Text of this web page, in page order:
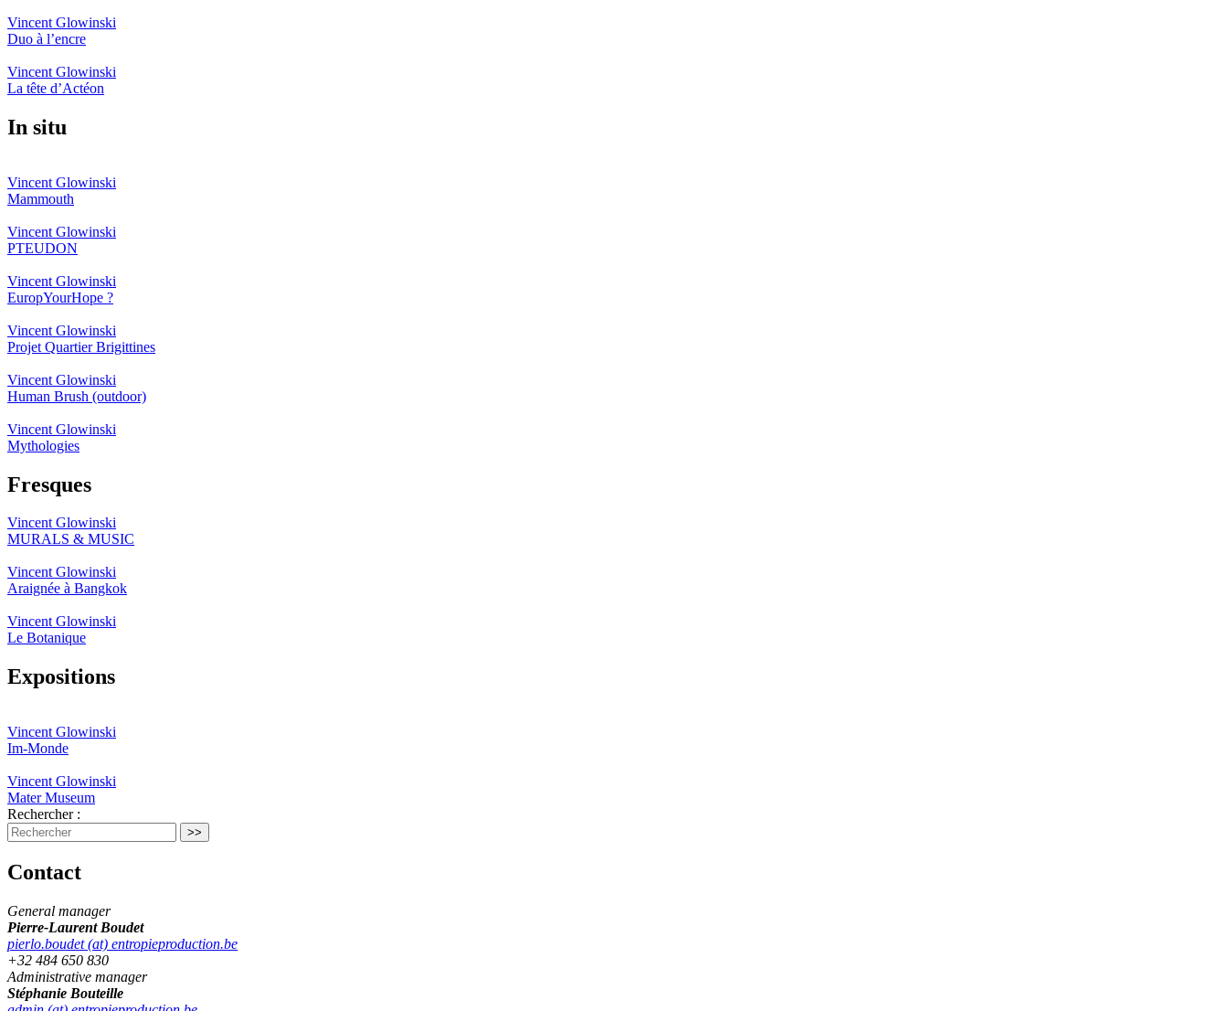
Vincent Glowinski
Duo à l’encre
Vincent Glowinski
La tête d’Actéon
In situ
Vincent Glowinski
Mammouth
Vincent Glowinski
PTEUDON
Vincent Glowinski
EuropYourHope ?
Vincent Glowinski
Projet Quartier Brigittines
Vincent Glowinski
Human Brush (outdoor)
Vincent Glowinski
Mythologies
Fresques
Vincent Glowinski
MURALS & MUSIC
Vincent Glowinski
Araignée à Bangkok
Vincent Glowinski
Le Botanique
Expositions
Vincent Glowinski
Im-Monde
Vincent Glowinski
Mater Museum
Rechercher :
Contact
General manager
Pierre-Laurent Boudet
pierlo.boudet (at) entropieproduction.be
+32 484 650 830
Administrative manager
Stéphanie Bouteille